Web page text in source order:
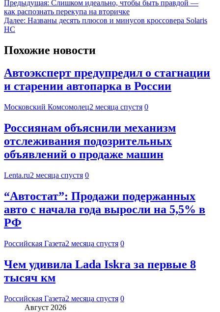
Предыдущая: Слишком идеально, чтобы быть правдой —
как распознать перекупа на вторичке
Далее: Названы десять плюсов и минусов кроссовера Solaris
HC
Похожие новости
Автоэксперт предупредил о стагнации
и старении автопарка в России
Московский Комсомолец2 месяца спустя 0
Россиянам объяснили механизм
отслеживания подозрительных
объявлений о продаже машин
Lenta.ru2 месяца спустя 0
“Автостат”: Продажи подержанных
авто с начала года выросли на 5,5% в
РФ
Российская Газета2 месяца спустя 0
Чем удивила Lada Iskra за первые 8
тысяч км
Российская Газета2 месяца спустя 0
Август 2026